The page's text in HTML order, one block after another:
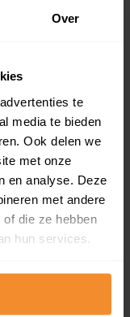
Over
te
media te bieden
Ook delen we
met onze
en analyse. Deze
met andere
die ze hebben
hun services.
Dit
nieuwe
en